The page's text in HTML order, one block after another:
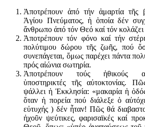
Ἀποτρέπουν ἀπό τήν ἁμαρτία τῆς
Ἁγίου Πνεύματος, ἡ ὁποία δέν
ἄνθρωπο ἀπό τόν Θεό καί τόν κολάζει
Ἀποτρέπουν τόν φόνο καί τήν
πολύτιμου δώρου τῆς ζωῆς, πού
συνεπάγεται, ὅμως παρέχει πάντα
πρός αἰώνια σωτηρία.
Ἀποτρέπουν τούς ἠθικούς
ὑποστηρικτές τῆς αὐτοκτονίας.
ψάλλει ἡ Ἐκκλησία: «μακαρία ἡ
ὅταν ἡ πορεία πού διάλεξε ὁ
εὐτυχής ) δέν ἦταν! Πῶς θά
ἠχοῦν ψεύτικες, φαρισαϊκές καί